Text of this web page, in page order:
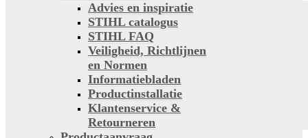
Advies en inspiratie
STIHL catalogus
STIHL FAQ
Veiligheid, Richtlijnen
en Normen
Informatiebladen
Productinstallatie
Klantenservice &
Retourneren